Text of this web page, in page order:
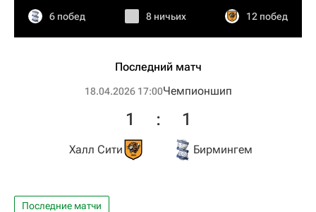
6 побед 8 ничьих 12 побед
Последний матч
18.04.2026 17:00Чемпионшип
Халл Сити
1 : 1
Бирмингем
Последние матчи